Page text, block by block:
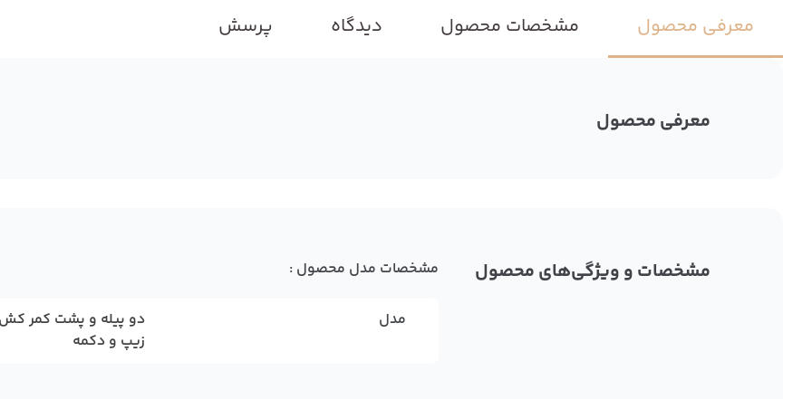
معرفی محصول مشخصات محصول دیدگاه پرسش
معرفی محصول
مشخصات و ویژگی‌های محصول مشخصات مدل محصول :
مدل
دو پیله و پشت کمر کش
زیپ و دکمه